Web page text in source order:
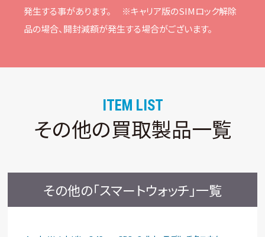
発⽣する事があります。
※キャリア版のSIMロック解除
品の場合、開封減額が発⽣する場合がございます。
ITEM LIST
その他の買取製品一覧
その他の「スマートウォッチ」一覧